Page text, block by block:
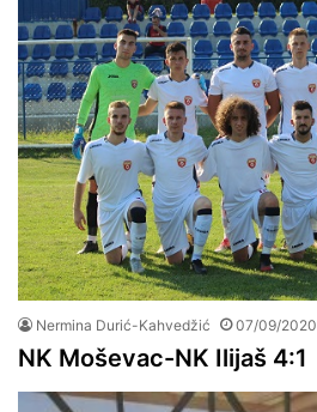
Nermina Durić-Kahvedžić 07/09/2020
NK Moševac-NK Ilijaš 4:1